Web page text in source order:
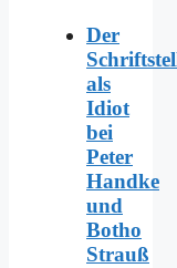
Der
als
Idiot
bei
Peter
Handke
und
Botho
Strauß